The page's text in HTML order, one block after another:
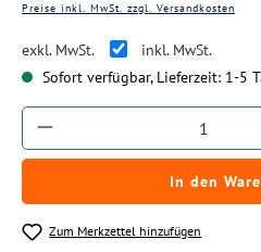
Preise inkl. MwSt. zzgl. Versandkosten
exkl. MwSt.
inkl. MwSt.
Sofort verfügbar, Lieferzeit: 1-5
Produkt Anzahl: Gib
In den
Zum Merkzettel hinzufügen